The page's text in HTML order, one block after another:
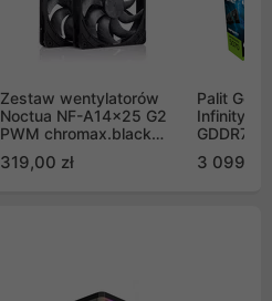
Zestaw wentylatorów
Noctua NF-A14x25 G2
PWM chromax.black
Push Pull (2szt)
319,00 zł
Palit
Infinity 3
GDDR7
GB2050S)
3 099,00